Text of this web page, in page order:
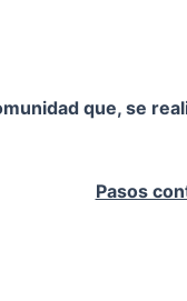
que, se
Pasos